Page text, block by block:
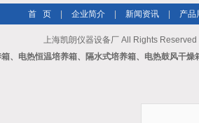
首 页 企业简介 新闻资讯 产品
上海凯朗仪器设备厂 All Rights Reserved
、电热恒温培养箱、隔水式培养箱、电热鼓风干